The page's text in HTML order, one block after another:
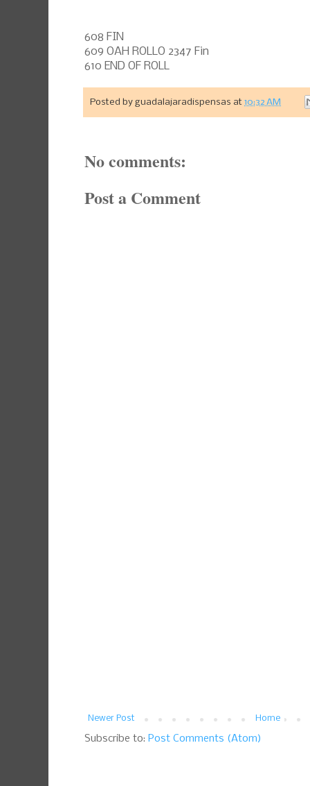
608 FIN
609 OAH ROLLO 2347 Fin
610 END OF ROLL
Posted by guadalajaradispensas at 10:32 AM
No comments:
Post a Comment
Newer Post Home
Subscribe to: Post Comments (Atom)